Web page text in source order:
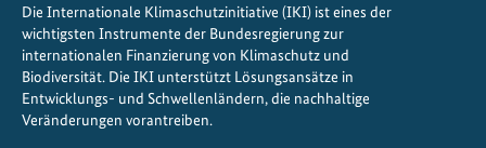
Die Internationale Klimaschutzinitiative (IKI) ist eines der
wichtigsten Instrumente der Bundesregierung zur
internationalen Finanzierung von Klimaschutz und
Biodiversität. Die IKI unterstützt Lösungsansätze in
Entwicklungs- und Schwellenländern, die nachhaltige
Veränderungen vorantreiben.